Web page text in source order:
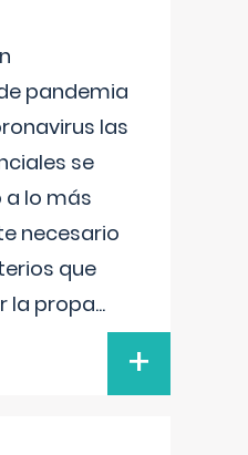
pandemia
las
se
a lo más
necesario
que
la propa...
+